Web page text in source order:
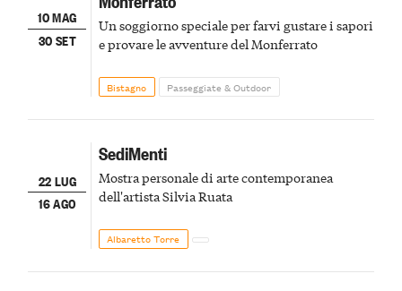
10 MAG
30 SET
Un soggiorno speciale per farvi gustare i sapori
e provare le avventure del Monferrato
Bistagno Passeggiate & Outdoor
22 LUG
16 AGO
SediMenti
Mostra personale di arte contemporanea
dell'artista Silvia Ruata
Albaretto Torre